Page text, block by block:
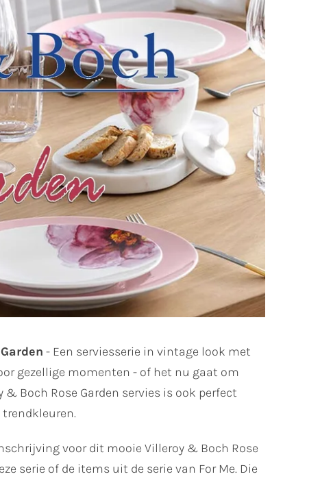
- Een serviesserie in vintage look met
gezellige momenten - of het nu gaat om
Boch Rose Garden servies is ook perfect
voor dit mooie Villeroy & Boch Rose
serie of de items uit de serie van For Me. Die